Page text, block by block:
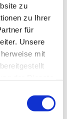
zu
zu Ihrer
für
Unsere
mit